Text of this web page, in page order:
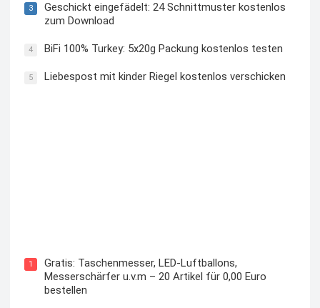
3
Geschickt eingefädelt: 24 Schnittmuster kostenlos
zum Download
4 BiFi 100% Turkey: 5x20g Packung kostenlos testen
5 Liebespost mit kinder Riegel kostenlos verschicken
1
Gratis: Taschenmesser, LED-Luftballons,
Messerschärfer u.v.m – 20 Artikel für 0,00 Euro
bestellen